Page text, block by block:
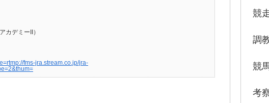
カデミーII）
fms-jra.stream.co.jp/jra-
競
調
競
考